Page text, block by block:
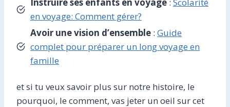
en voyage: Comment gérer?
Avoir une vision d’ensemble : Guide
complet pour préparer un long voyage en
famille
et si tu veux savoir plus sur notre histoire, le
pourquoi, le comment, vas jeter un oeil sur cet